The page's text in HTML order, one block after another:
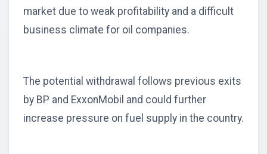
market due to weak profitability and a difficult
business climate for oil companies.
The potential withdrawal follows previous exits
by BP and ExxonMobil and could further
increase pressure on fuel supply in the country.